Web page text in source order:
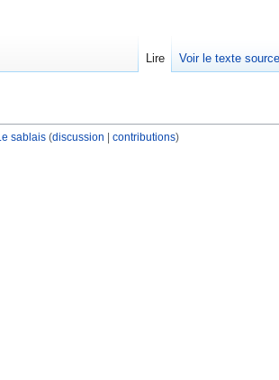
Le sablais (discussion contributions)
Lire Voir le texte source